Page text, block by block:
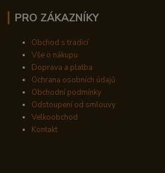
PRO ZÁKAZNÍKY
Obchod s tradicí
Vše o nákupu
Doprava a platba
Ochrana osobních údajů
Obchodní podmínky
Odstoupení od smlouvy
Velkoobchod
Kontakt